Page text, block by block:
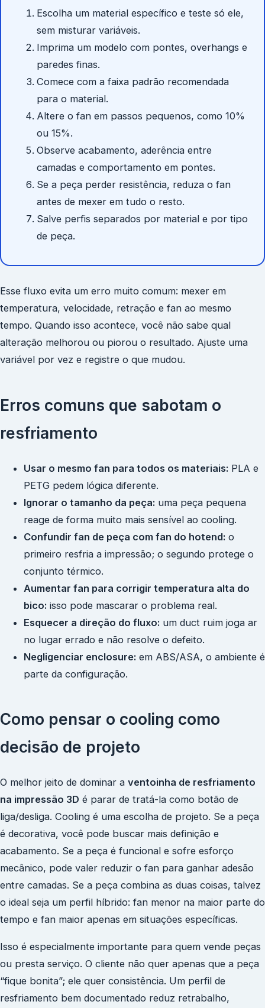
Escolha um material específico e teste só ele,
sem misturar variáveis.
Imprima um modelo com pontes, overhangs e
paredes finas.
Comece com a faixa padrão recomendada
para o material.
Altere o fan em passos pequenos, como 10%
ou 15%.
Observe acabamento, aderência entre
camadas e comportamento em pontes.
Se a peça perder resistência, reduza o fan
antes de mexer em tudo o resto.
Salve perfis separados por material e por tipo
de peça.
Esse fluxo evita um erro muito comum: mexer em
temperatura, velocidade, retração e fan ao mesmo
tempo. Quando isso acontece, você não sabe qual
alteração melhorou ou piorou o resultado. Ajuste uma
variável por vez e registre o que mudou.
Erros comuns que sabotam o
resfriamento
Usar o mesmo fan para todos os materiais: PLA e
PETG pedem lógica diferente.
Ignorar o tamanho da peça: uma peça pequena
reage de forma muito mais sensível ao cooling.
Confundir fan de peça com fan do hotend: o
primeiro resfria a impressão; o segundo protege o
conjunto térmico.
Aumentar fan para corrigir temperatura alta do
bico: isso pode mascarar o problema real.
Esquecer a direção do fluxo: um duct ruim joga ar
no lugar errado e não resolve o defeito.
Negligenciar enclosure: em ABS/ASA, o ambiente é
parte da configuração.
Como pensar o cooling como
decisão de projeto
O melhor jeito de dominar a ventoinha de resfriamento
na impressão 3D é parar de tratá-la como botão de
liga/desliga. Cooling é uma escolha de projeto. Se a peça
é decorativa, você pode buscar mais definição e
acabamento. Se a peça é funcional e sofre esforço
mecânico, pode valer reduzir o fan para ganhar adesão
entre camadas. Se a peça combina as duas coisas, talvez
o ideal seja um perfil híbrido: fan menor na maior parte do
tempo e fan maior apenas em situações específicas.
Isso é especialmente importante para quem vende peças
ou presta serviço. O cliente não quer apenas que a peça
“fique bonita”; ele quer consistência. Um perfil de
resfriamento bem documentado reduz retrabalho,